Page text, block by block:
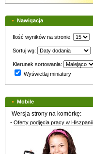
Nawigacja
Ilość wyników na stronie:
Sortuj wg:
Kierunek sortowania:
Wyświetlaj miniatury
Mobile
Wersja strony na komórkę:
- Oferty podjęcia pracy w Hiszpanii